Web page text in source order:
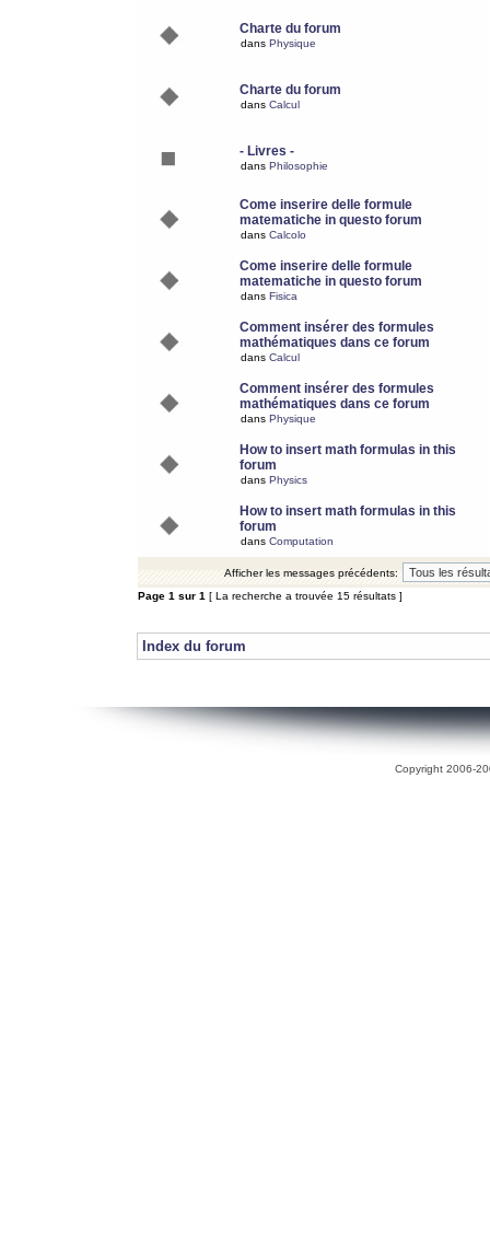
Charte du forum
dans Physique
Charte du forum
dans Calcul
- Livres -
dans Philosophie
Come inserire delle formule
matematiche in questo forum
dans Calcolo
Come inserire delle formule
matematiche in questo forum
dans Fisica
Comment insérer des formules
mathématiques dans ce forum
dans Calcul
Comment insérer des formules
mathématiques dans ce forum
dans Physique
How to insert math formulas in this
forum
dans Physics
How to insert math formulas in this
forum
dans Computation
Afficher les messages précédents:
Page 1 sur 1 [ La recherche a trouvée 15 résultats ]
Index du forum
Copyright 2006-